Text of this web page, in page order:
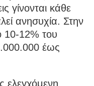
γίνονται κάθε
ανησυχία. Στην
10-12% του
έως
ελεγχόμενη